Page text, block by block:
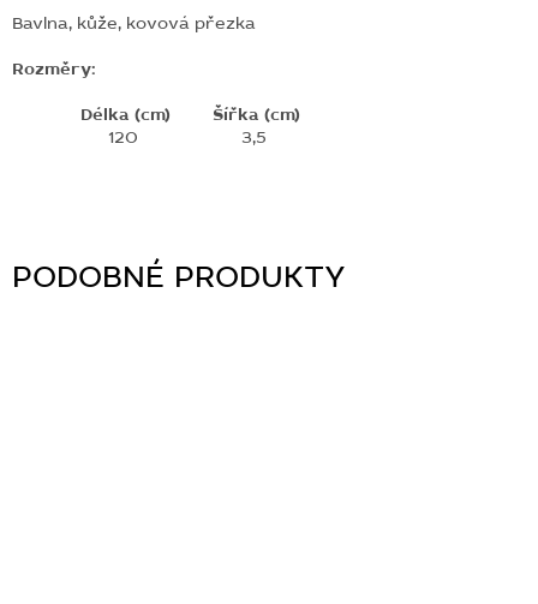
Bavlna, kůže, kovová přezka
Rozměry:
Délka (cm)
Šířka (cm)
120
3,5